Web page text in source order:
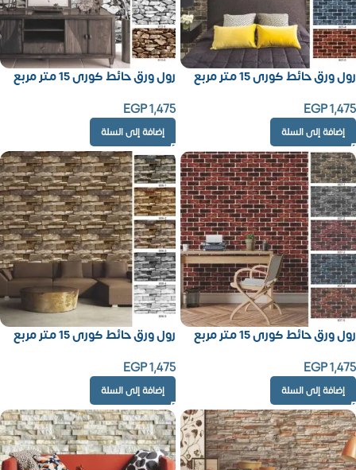
رول ورق حائط كورى 15 متر مربع
EGP1,475
إضافة إلى السلة
رول ورق حائط كورى 15 متر مربع
EGP1,475
إضافة إلى السلة
رول ورق حائط كورى 15 متر مربع
EGP1,475
إضافة إلى السلة
رول ورق حائط كورى 15 متر مربع
EGP1,475
إضافة إلى السلة